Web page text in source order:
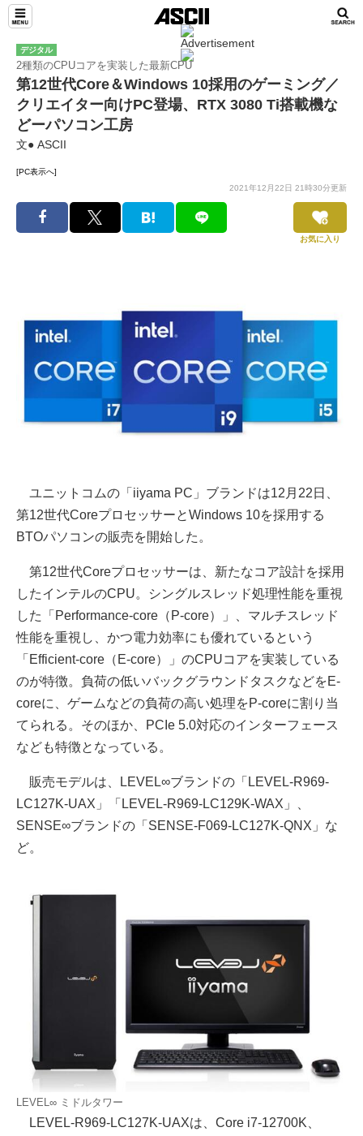
デジタル
2種類のCPUコアを実装した最新CPU
第12世代Core＆Windows 10採用のゲーミング／
クリエイター向けPC登場、RTX 3080 Ti搭載機な
どーパソコン工房
文● ASCII
[PC表示へ]
2021年12月22日 21時30分更新
お気に入り
ユニットコムの「iiyama PC」ブランドは12月22日、
第12世代CoreプロセッサーとWindows 10を採用する
BTOパソコンの販売を開始した。
第12世代Coreプロセッサーは、新たなコア設計を採用
したインテルのCPU。シングルスレッド処理性能を重視
した「Performance-core（P-core）」、マルチスレッド
性能を重視し、かつ電力効率にも優れているという
「Efficient-core（E-core）」のCPUコアを実装している
のが特徴。負荷の低いバックグラウンドタスクなどをE-
coreに、ゲームなどの負荷の高い処理をP-coreに割り当
てられる。そのほか、PCIe 5.0対応のインターフェース
なども特徴となっている。
販売モデルは、LEVEL∞ブランドの「LEVEL-R969-
LC127K-UAX」「LEVEL-R969-LC129K-WAX」、
SENSE∞ブランドの「SENSE-F069-LC127K-QNX」な
ど。
LEVEL∞ ミドルタワー
LEVEL-R969-LC127K-UAXは、Core i7-12700K、